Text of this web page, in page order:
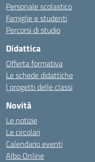
Personale scolastico
Famiglie e studenti
Percorsi di studio
Didattica
Offerta formativa
Le schede didattiche
I progetti delle classi
Novità
Le notizie
Le circolari
Calendario eventi
Albo Online